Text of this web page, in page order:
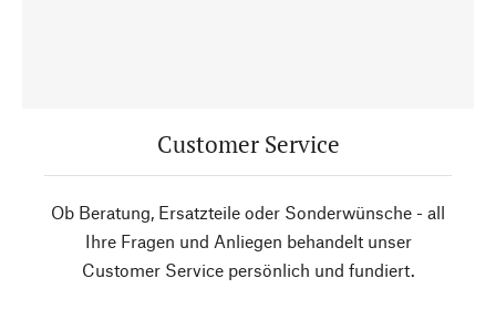
Customer Service
Ob Beratung, Ersatzteile oder Sonderwünsche - all
Ihre Fragen und Anliegen behandelt unser
Customer Service persönlich und fundiert.